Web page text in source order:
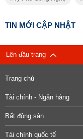
TIN MỚI CẬP NHẬT
Lên đầu trang
Trang chủ
Tài chính - Ngân hàng
Bất động sản
Tài chính quốc tế